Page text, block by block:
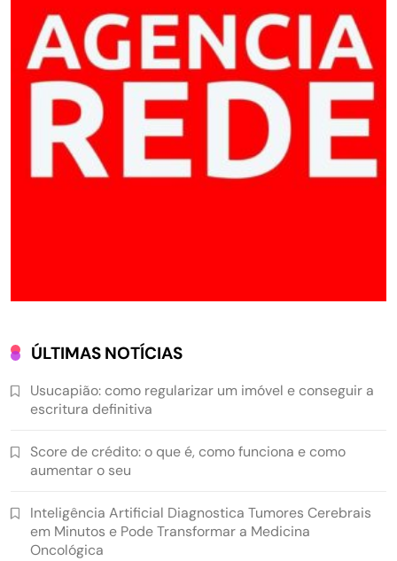
ÚLTIMAS NOTÍCIAS
Usucapião: como regularizar um imóvel e conseguir a
escritura definitiva
Score de crédito: o que é, como funciona e como
aumentar o seu
Inteligência Artificial Diagnostica Tumores Cerebrais
em Minutos e Pode Transformar a Medicina
Oncológica